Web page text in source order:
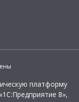
платформу
8»,